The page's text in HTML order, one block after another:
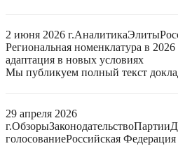
2 июня 2026 г.АналитикаЭлиты
Региональная номенклатура в
адаптация в новых условиях
Мы публикуем полный текст
29 апреля 2026
г.ОбзорыЗаконодательствоПартии
голосованиеРоссийская Федерация